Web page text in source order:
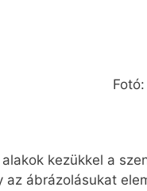
kezükkel a
ábrázolásukat